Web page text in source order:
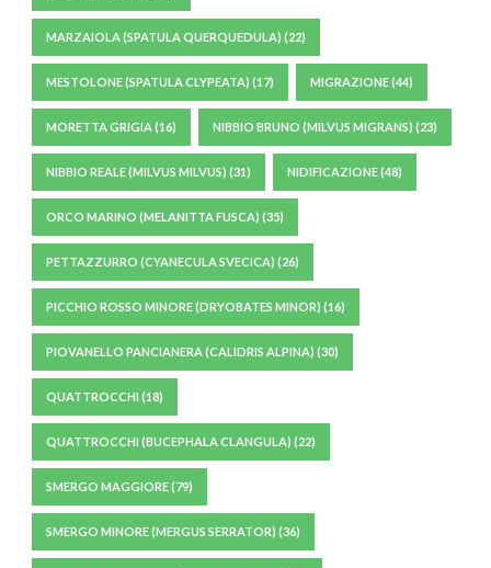
MARZAIOLA (SPATULA QUERQUEDULA) (22)
MESTOLONE (SPATULA CLYPEATA) (17) MIGRAZIONE(44)
MORETTA GRIGIA(16) NIBBIO BRUNO (MILVUS MIGRANS) (23)
NIBBIO REALE (MILVUS MILVUS) (31) NIDIFICAZIONE(48)
ORCO MARINO (MELANITTA FUSCA) (35)
PETTAZZURRO (CYANECULA SVECICA) (26)
PICCHIO ROSSO MINORE (DRYOBATES MINOR) (16)
PIOVANELLO PANCIANERA (CALIDRIS ALPINA) (30)
QUATTROCCHI (18)
QUATTROCCHI (BUCEPHALA CLANGULA) (22)
SMERGO MAGGIORE(79)
SMERGO MINORE (MERGUS SERRATOR) (36)